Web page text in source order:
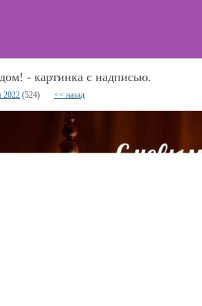
- картинка с надписью.
2022 (524) << назад